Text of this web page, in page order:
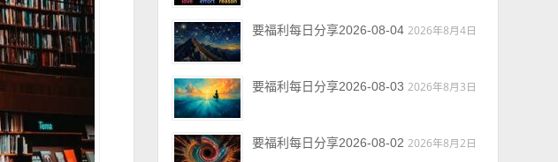
要福利每日分享2026-08-04 2026年8月4日
要福利每日分享2026-08-03 2026年8月3日
要福利每日分享2026-08-02 2026年8月2日